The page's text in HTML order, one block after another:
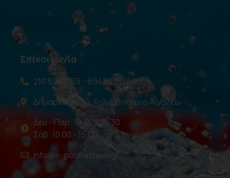
Επικοινωνία
210 5989159 - 6945238569
Δημαρχείου 52, Κολυμβητήριο Αιγάλεω
Δευ - Παρ: 10.30 - 20.30
Σαβ: 10.00 - 15.00
info@e-poolfashion.gr